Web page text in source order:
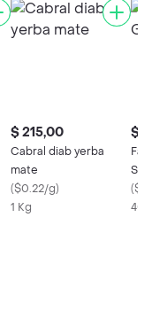
$ 215,00
Cabral diab yerba
mate
($0.22/g)
1 Kg
$
(